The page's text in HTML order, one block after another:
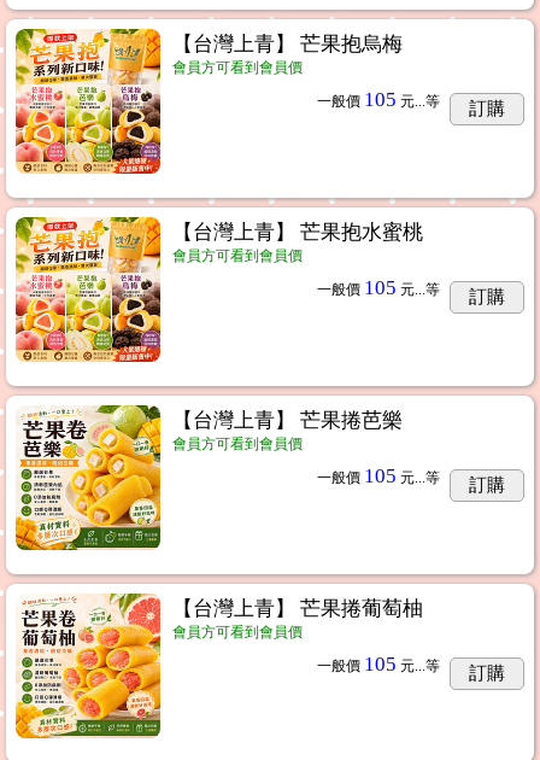
【台灣上青】 芒果抱烏梅
會員方可看到會員價
一般價 105 元... 等 訂購
【台灣上青】 芒果抱水蜜桃
會員方可看到會員價
一般價 105 元... 等 訂購
【台灣上青】 芒果捲芭樂
會員方可看到會員價
一般價 105 元... 等 訂購
【台灣上青】 芒果捲葡萄柚
會員方可看到會員價
一般價 105 元... 等 訂購